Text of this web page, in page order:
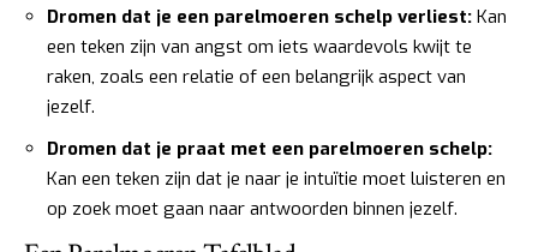
Dromen dat je een parelmoeren schelp verliest: Kan
een teken zijn van angst om iets waardevols kwijt te
raken, zoals een relatie of een belangrijk aspect van
jezelf.
Dromen dat je praat met een parelmoeren schelp:
Kan een teken zijn dat je naar je intuïtie moet luisteren en
op zoek moet gaan naar antwoorden binnen jezelf.